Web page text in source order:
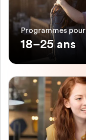
Programmes pour
18–25 ans